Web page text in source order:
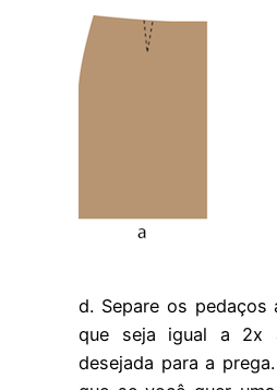
d. Separe os pedaços
que seja igual a 2x
desejada para a